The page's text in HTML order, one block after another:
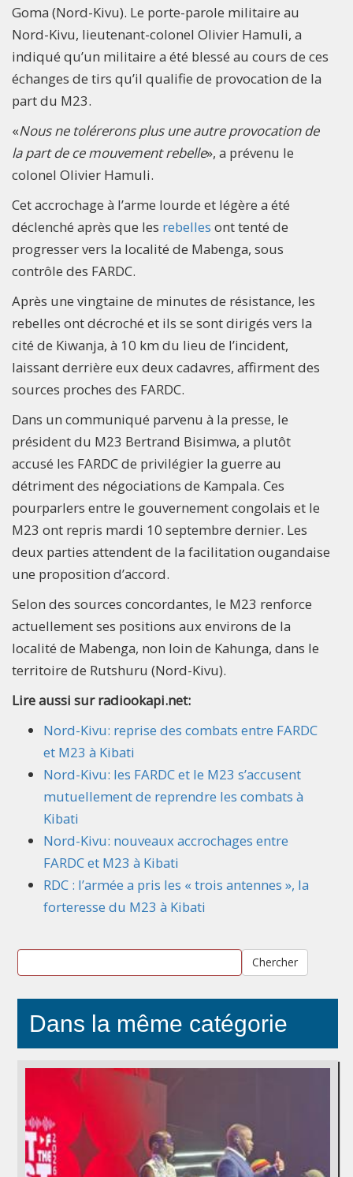
Goma (Nord-Kivu). Le porte-parole militaire au
Nord-Kivu, lieutenant-colonel Olivier Hamuli, a
indiqué qu’un militaire a été blessé au cours de ces
échanges de tirs qu’il qualifie de provocation de la
part du M23.
«Nous ne tolérerons plus une autre provocation de
la part de ce mouvement rebelle», a prévenu le
colonel Olivier Hamuli.
Cet accrochage à l’arme lourde et légère a été
déclenché après que les rebelles ont tenté de
progresser vers la localité de Mabenga, sous
contrôle des FARDC.
Après une vingtaine de minutes de résistance, les
rebelles ont décroché et ils se sont dirigés vers la
cité de Kiwanja, à 10 km du lieu de l’incident,
laissant derrière eux deux cadavres, affirment des
sources proches des FARDC.
Dans un communiqué parvenu à la presse, le
président du M23 Bertrand Bisimwa, a plutôt
accusé les FARDC de privilégier la guerre au
détriment des négociations de Kampala. Ces
pourparlers entre le gouvernement congolais et le
M23 ont repris mardi 10 septembre dernier. Les
deux parties attendent de la facilitation ougandaise
une proposition d’accord.
Selon des sources concordantes, le M23 renforce
actuellement ses positions aux environs de la
localité de Mabenga, non loin de Kahunga, dans le
territoire de Rutshuru (Nord-Kivu).
Lire aussi sur radiookapi.net:
Nord-Kivu: reprise des combats entre FARDC
et M23 à Kibati
Nord-Kivu: les FARDC et le M23 s’accusent
mutuellement de reprendre les combats à
Kibati
Nord-Kivu: nouveaux accrochages entre
FARDC et M23 à Kibati
RDC : l’armée a pris les « trois antennes », la
forteresse du M23 à Kibati
Chercher
Dans la même catégorie